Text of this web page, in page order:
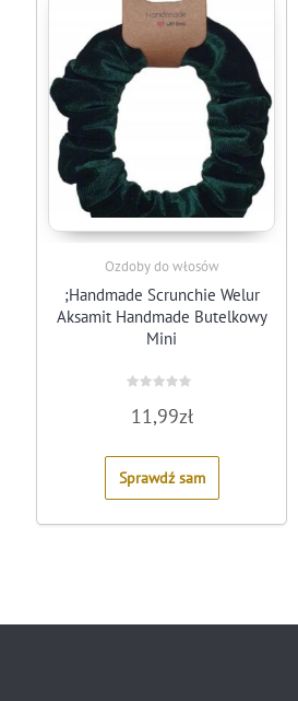
Ozdoby do włosów
;Handmade Scrunchie Welur
Aksamit Handmade Butelkowy
Mini
0
out
5
11,99zł
Sprawdź sam